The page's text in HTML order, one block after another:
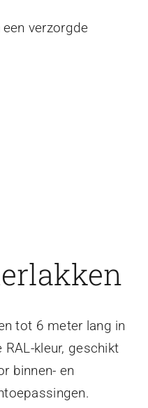
verzorgde
tot 6 meter lang in
RAL-kleur, geschikt
binnen- en